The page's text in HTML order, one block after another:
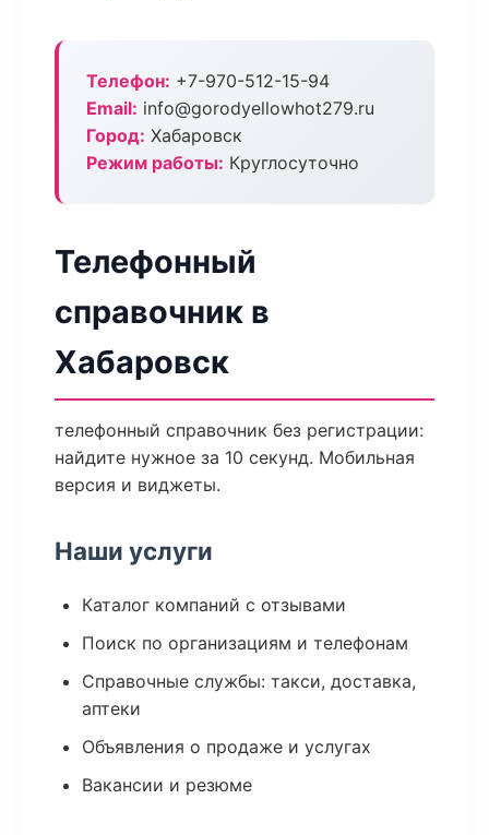
Телефон: +7-970-512-15-94
Email: info@gorodyellowhot279.ru
Город: Хабаровск
Режим работы: Круглосуточно
Телефонный
справочник в
Хабаровск
телефонный справочник без регистрации:
найдите нужное за 10 секунд. Мобильная
версия и виджеты.
Наши услуги
Каталог компаний с отзывами
Поиск по организациям и телефонам
Справочные службы: такси, доставка,
аптеки
Объявления о продаже и услугах
Вакансии и резюме